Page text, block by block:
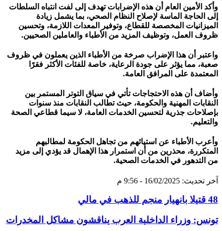
وأكد الأمين العام أن هذه الإضرابات تهدف إلى لفت انتباه السلطات
إلى الحاجة الماسة لإصلاح النظام الصحي، بما يشمل زيادة
الميزانيات المخصصة للقطاع، وتوفير المعدات اللازمة، وتحسين
ظروف العمل، وتوظيف المزيد من الأطباء والعاملين الصحيين.
واعتبر أن هذا الإضراب صرخة من الأطباء الذين يعملون في ظروف
صعبة، مما يؤثر على جودة الرعاية، خاصة للفئات الأكثر فقرًا
المعتمدة على المرافق العامة.
وأضاف أن هذه الاحتجاجات تأتي في سياق التوتر المستمر بين
النقابات المهنية والحكومة، حيث تطالب النقابات منذ سنوات
بإصلاحات جذرية لتحسين الخدمات العامة، لا سيما قطاعي الصحة
والتعليم.
وأعرب الأطباء عن استيائهم من تجاهل الحكومة لمطالبهم
المتكررة، محذرين من أن استمرار هذا الإهمال قد يؤدي إلى مزيد
من التدهور في الخدمات الصحية.
آخر تحديث: 16/02/2025 - 9:56 م
48 قتيلا بانهيار منجم للذهب في مالي
تونس: وزراء الداخلية العرب يناقشون مشاكل المخدرات